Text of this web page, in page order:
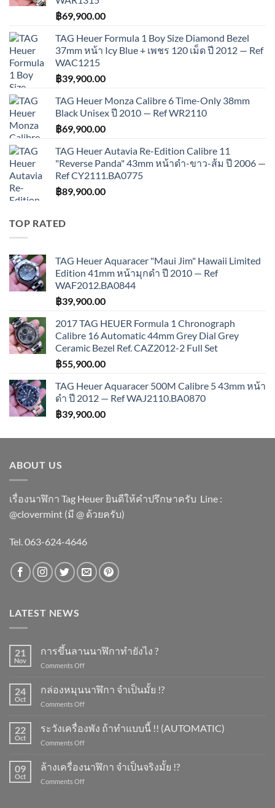
฿69,900.00
TAG Heuer Formula 1 Boy Size Diamond Bezel
37mm หน้า Icy Blue + เพชร 120 เม็ด ปี 2012 — Ref
WAC1215
฿39,900.00
TAG Heuer Monza Calibre 6 Time-Only 38mm
Black Unisex ปี 2010 — Ref WR2110
฿69,900.00
TAG Heuer Autavia Re-Edition Calibre 11
"Reverse Panda" 43mm หน้าดำ-ขาว-ส้ม ปี 2006 —
Ref CY2111.BA0775
฿89,900.00
TOP RATED
TAG Heuer Aquaracer "Maui Jim" Hawaii Limited
Edition 41mm หน้ามุกดำ ปี 2010 — Ref
WAF2012.BA0844
฿39,900.00
2017 TAG HEUER Formula 1 Chronograph
Calibre 16 Automatic 44mm Grey Dial Grey
Ceramic Bezel Ref. CAZ2012-2 Full Set
฿55,900.00
TAG Heuer Aquaracer 500M Calibre 5 43mm หน้า
ดำ ปี 2012 — Ref WAJ2110.BA0870
฿39,900.00
ABOUT US
เรื่องนาฬิกา Tag Heuer ยินดีให้คำปรึกษาครับ ​Line :
@clovermint (มี @ ด้วยครับ)
Tel. 063-624-4646
LATEST NEWS
21
Nov
การขึ้นลานนาฬิกาทำยังไง ?
Comments Offon
ลาน
นาฬิกา
ยัง
24
Oct
กล่องหมุนนาฬิกา จำเป็นมั้ย !?
Comments Offon
หมุน
นาฬิกา
จำเป็น
!?
22
Oct
ระวังเครื่องพัง ถ้าทำแบบนี้ !! (AUTOMATIC)
Comments Offon
เครื่อง
พัง
ถ้า
09
Oct
ล้างเครื่องนาฬิกา จำเป็นจริงมั้ย !?
Comments Offon